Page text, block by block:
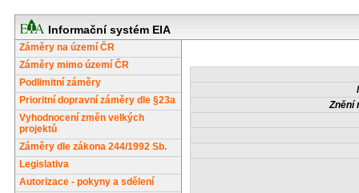
Informační systém EIA
Záměry na území ČR
Záměry mimo území ČR
Podlimitní záměry
Prioritní dopravní záměry dle §23a
Vyhodnocení změn velkých
projektů
Záměry dle zákona 244/1992 Sb.
Legislativa
Autorizace - pokyny a sdělení
Znění